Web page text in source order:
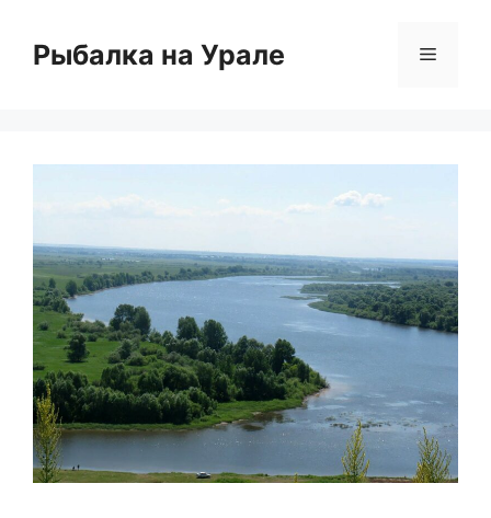
содержимому
Рыбалка на Урале Меню